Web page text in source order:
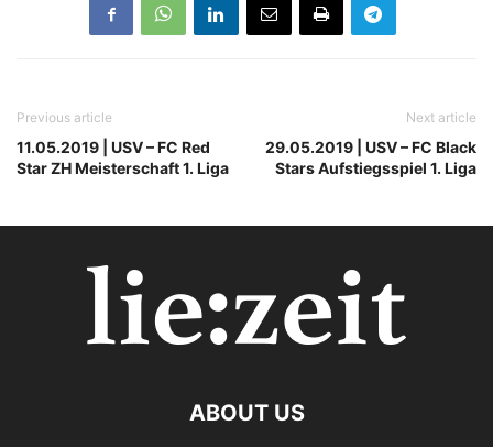
Previous article
11.05.2019 | USV – FC Red
Star ZH Meisterschaft 1. Liga
Next article
29.05.2019 | USV – FC Black
Stars Aufstiegsspiel 1. Liga
ABOUT US